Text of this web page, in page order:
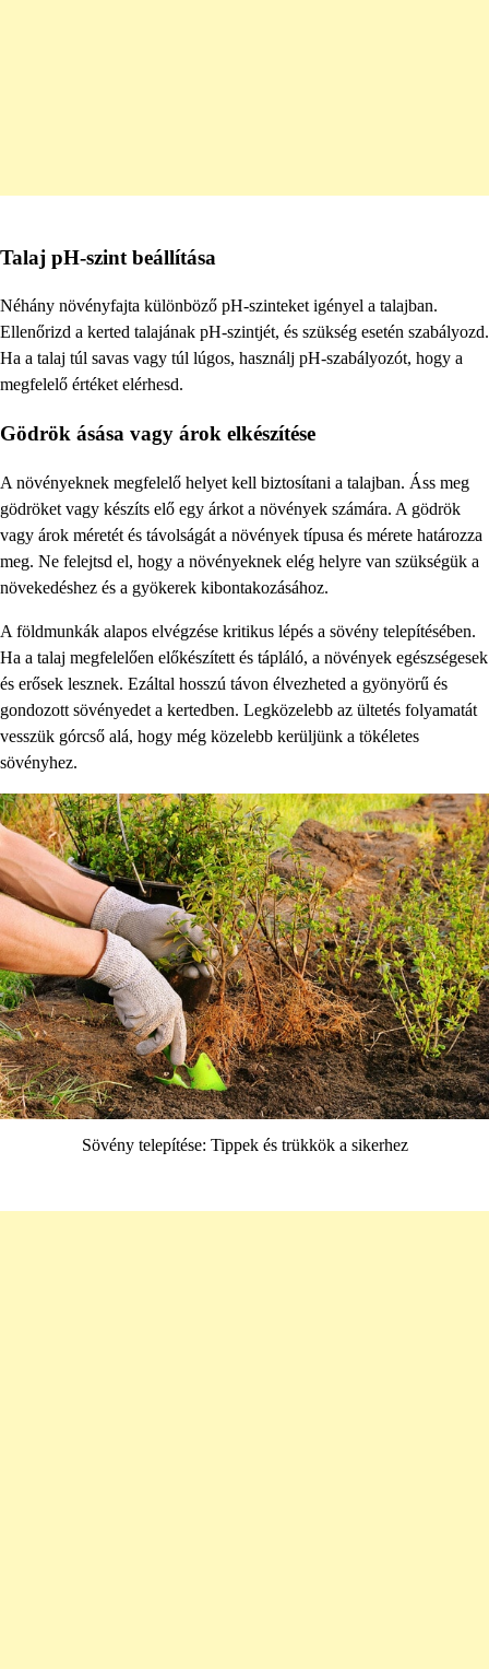
Talaj pH-szint beállítása
Néhány növényfajta különböző pH-szinteket igényel a talajban.
Ellenőrizd a kerted talajának pH-szintjét, és szükség esetén szabályozd.
Ha a talaj túl savas vagy túl lúgos, használj pH-szabályozót, hogy a
megfelelő értéket elérhesd.
Gödrök ásása vagy árok elkészítése
A növényeknek megfelelő helyet kell biztosítani a talajban. Áss meg
gödröket vagy készíts elő egy árkot a növények számára. A gödrök
vagy árok méretét és távolságát a növények típusa és mérete határozza
meg. Ne felejtsd el, hogy a növényeknek elég helyre van szükségük a
növekedéshez és a gyökerek kibontakozásához.
A földmunkák alapos elvégzése kritikus lépés a sövény telepítésében.
Ha a talaj megfelelően előkészített és tápláló, a növények egészségesek
és erősek lesznek. Ezáltal hosszú távon élvezheted a gyönyörű és
gondozott sövényedet a kertedben. Legközelebb az ültetés folyamatát
vesszük górcső alá, hogy még közelebb kerüljünk a tökéletes
sövényhez.
Sövény telepítése: Tippek és trükkök a sikerhez